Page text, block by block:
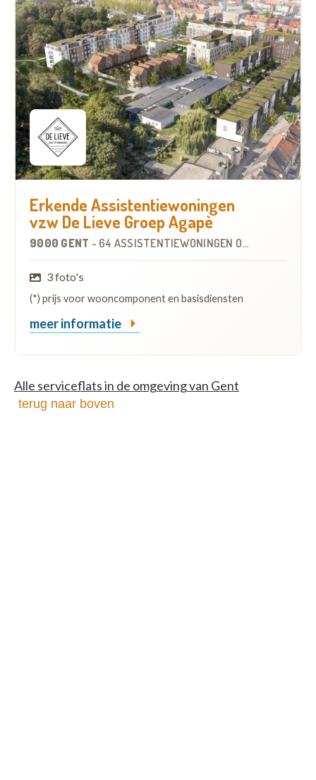
Erkende Assistentiewoningen
vzw De Lieve Groep Agapè
9000 GENT - 64 ASSISTENTIEWONINGEN OP
3 foto's
(*) prijs voor wooncomponent en basisdiensten
meer informatie
Alle serviceflats in de omgeving van Gent
terug naar boven